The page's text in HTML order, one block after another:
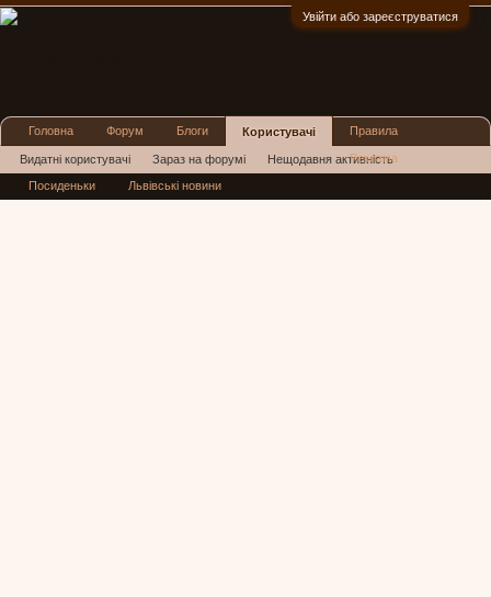
Увійти або зареєструватися
Головна Форум Блоги Користувачі
Видатні користувачі Зараз на форумі Нещодавня активність
Нові повідомлення профілю
Правила
Реклама
Посиденьки Львівські новини